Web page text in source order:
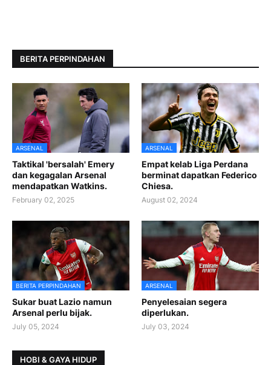
BERITA PERPINDAHAN
ARSENAL
Taktikal 'bersalah' Emery
dan kegagalan Arsenal
mendapatkan Watkins.
February 02, 2025
ARSENAL
Empat kelab Liga Perdana
berminat dapatkan Federico
Chiesa.
August 02, 2024
BERITA PERPINDAHAN
Sukar buat Lazio namun
Arsenal perlu bijak.
July 05, 2024
ARSENAL
Penyelesaian segera
diperlukan.
July 03, 2024
HOBI & GAYA HIDUP